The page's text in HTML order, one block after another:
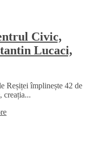
Civic,
Lucaci,
Reșiței împlinește 42 de
creația...